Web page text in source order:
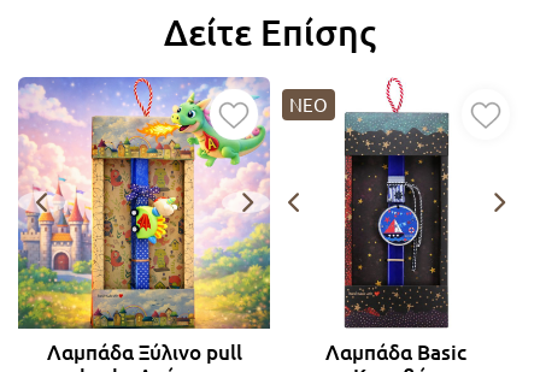
Δείτε Επίσης
Λαμπάδα Ξύλινο pull
ΝΕΟ
Λαμπάδα Basic